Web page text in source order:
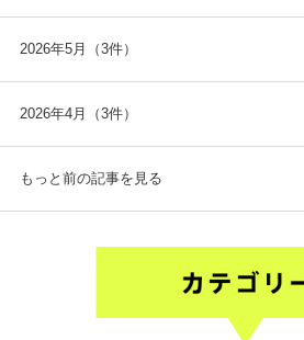
2026年5月（3件）
2026年4月（3件）
もっと前の記事を見る